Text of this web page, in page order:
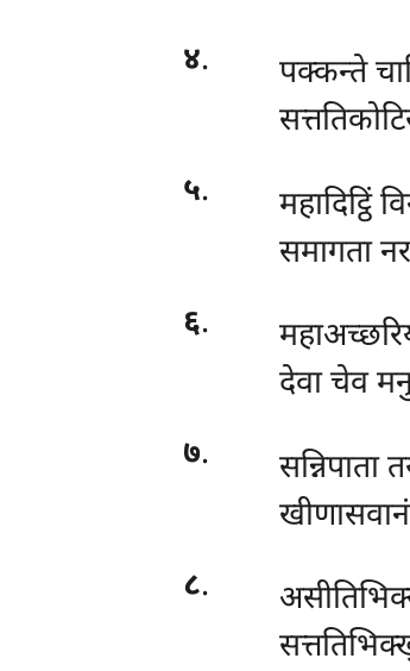
४.
पक्कन्ते
५.
महादिट्ठिं
समागता
६.
देवा चेव
७.
खीणासवानं
८.